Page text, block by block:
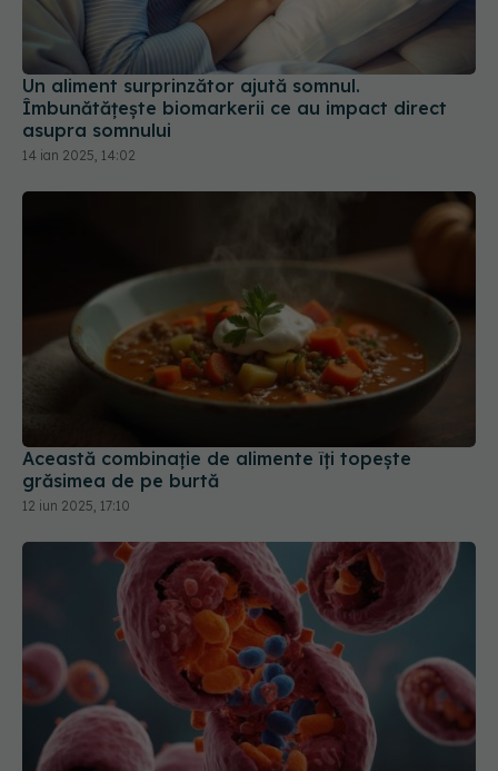
Un aliment surprinzător ajută somnul.
Îmbunătățește biomarkerii ce au impact direct
asupra somnului
14 ian 2025, 14:02
Această combinație de alimente îți topește
grăsimea de pe burtă
12 iun 2025, 17:10